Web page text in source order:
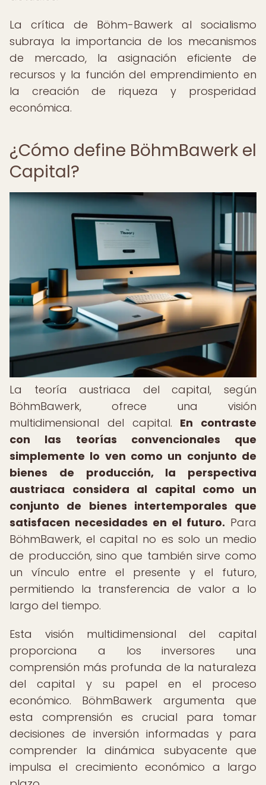
La crítica de Böhm-Bawerk al socialismo
subraya la importancia de los mecanismos
de mercado, la asignación eficiente de
recursos y la función del emprendimiento en
la creación de riqueza y prosperidad
económica.
¿Cómo define BöhmBawerk el
Capital?
La teoría austriaca del capital, según
BöhmBawerk, ofrece una visión
multidimensional del capital. En contraste
con las teorías convencionales que
simplemente lo ven como un conjunto de
bienes de producción, la perspectiva
austriaca considera al capital como un
conjunto de bienes intertemporales que
satisfacen necesidades en el futuro. Para
BöhmBawerk, el capital no es solo un medio
de producción, sino que también sirve como
un vínculo entre el presente y el futuro,
permitiendo la transferencia de valor a lo
largo del tiempo.
Esta visión multidimensional del capital
proporciona a los inversores una
comprensión más profunda de la naturaleza
del capital y su papel en el proceso
económico. BöhmBawerk argumenta que
esta comprensión es crucial para tomar
decisiones de inversión informadas y para
comprender la dinámica subyacente que
impulsa el crecimiento económico a largo